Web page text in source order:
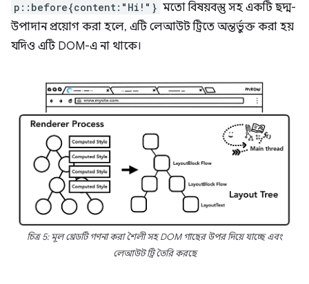
p::before{content:"Hi!"} মতো বিষয়বস্তু সহ একটি ছদ্ম-
উপাদান প্রয়োগ করা হলে, এটি লেআউট ট্রিতে অন্তর্ভুক্ত করা হয়
যদিও এটি DOM-এ না থাকে।
চিত্র 5: মূল থ্রেডটি গণনা করা শৈলী সহ DOM গাছের উপর দিয়ে যাচ্ছে এবং
লেআউট ট্রি তৈরি করছে